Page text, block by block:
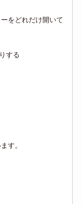
をどれだけ開いて
する
す。